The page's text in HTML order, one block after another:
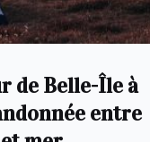
de Belle-Île à
entre